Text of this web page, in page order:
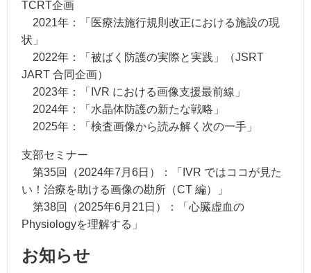
TCRT企画
2021年：「医療法施行規則改正における施設の現
状」
2022年：「被ばく防護の実際と実践」（JSRT
JART 合同企画）
2023年：「IVR における画像支援最前線」
2024年：「水晶体防護の新たな戦略」
2025年：「検査画像から読み解く次の一手」
支部セミナー
第35回（2024年7月6日）：「IVR ではココが見た
い！治療を助ける画像の勘所（CT 編）」
第38回（2025年6月21日）：「心臓虚血の
Physiologyを理解する」
お知らせ